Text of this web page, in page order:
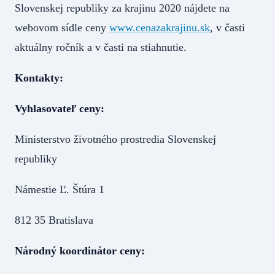
Slovenskej republiky za krajinu 2020 nájdete na
webovom sídle ceny www.cenazakrajinu.sk, v časti
aktuálny ročník a v časti na stiahnutie.
Kontakty:
Vyhlasovateľ ceny:
Ministerstvo životného prostredia Slovenskej
republiky
Námestie Ľ. Štúra 1
812 35 Bratislava
Národný koordinátor ceny: